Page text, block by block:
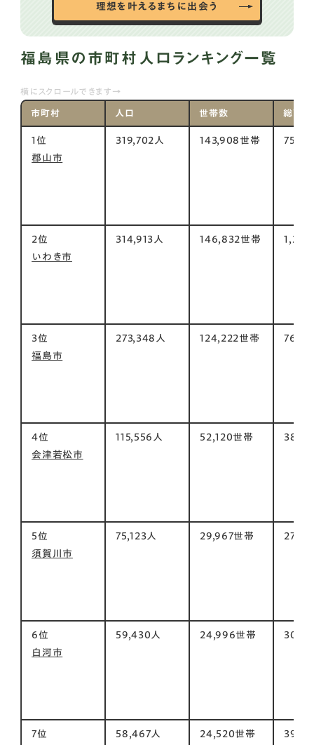
理想を叶えるまちに出会う
福島県の市町村人口ランキング一覧
横にスクロールできます→
市町村 人口 世帯数 総面積
1位
郡山市
319,702人 143,908世帯 757㎡
2位
いわき市
314,913人 146,832世帯 1,232
3位
福島市
273,348人 124,222世帯 768㎡
4位
会津若松市
115,556人 52,120世帯 383㎡
5位
須賀川市
75,123人 29,967世帯 279㎡
6位
白河市
59,430人 24,996世帯 305㎡
7位
58,467人 24,520世帯 399㎡